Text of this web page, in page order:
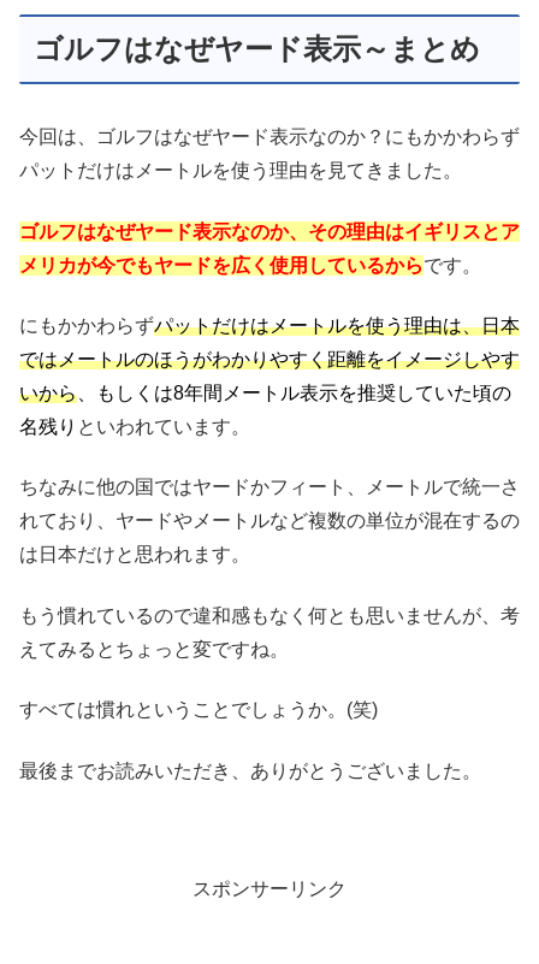
ゴルフはなぜヤード表示～まとめ
今回は、ゴルフはなぜヤード表示なのか？にもかかわらず
パットだけはメートルを使う理由を見てきました。
ゴルフはなぜヤード表示なのか、その理由はイギリスとア
メリカが今でもヤードを広く使用しているからです。
にもかかわらずパットだけはメートルを使う理由は、日本
ではメートルのほうがわかりやすく距離をイメージしやす
いから 、もしくは8年間メートル表示を推奨していた頃の
名残り といわれています。
ちなみに他の国ではヤードかフィート、メートルで統一さ
れており、ヤードやメートルなど複数の単位が混在するの
は日本だけと思われます。
もう慣れているので違和感もなく何とも思いませんが、考
えてみるとちょっと変ですね。
すべては慣れということでしょうか。(笑)
最後までお読みいただき、ありがとうございました。
スポンサーリンク